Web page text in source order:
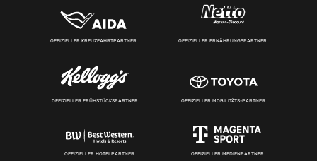
OFFIZIELLER KREUZFAHRTPARTNER OFFIZIELLER ERNÄHRUNGSPARTNER
OFFIZIELLER FRÜHSTÜCKSPARTNER OFFIZIELLER MOBILITÄTS-PARTNER
OFFIZIELLER HOTELPARTNER OFFIZIELLER MEDIENPARTNER